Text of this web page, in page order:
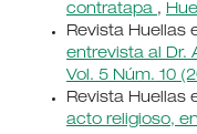
contratapa ,
Revista Huellas
entrevista al Dr.
Vol. 5 Núm. 10
Revista Huellas
acto religioso,